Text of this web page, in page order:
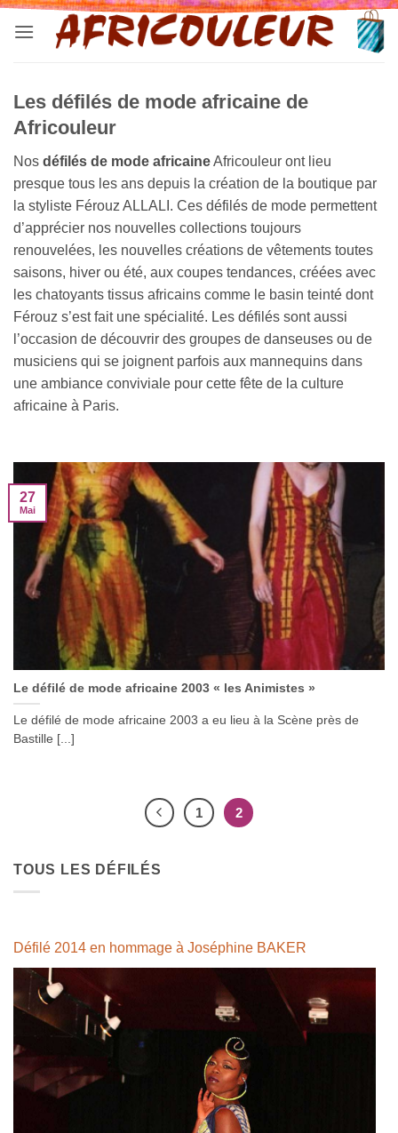
Passer
Les défilés de mode africaine de
Africouleur
Nos défilés de mode africaineAfricouleur ont lieu
presque tous les ans depuis la création de la boutique par
la styliste Férouz ALLALI. Ces défilés de mode permettent
d’apprécier nos nouvelles collections toujours
renouvelées, les nouvelles créations de vêtements toutes
saisons, hiver ou été, aux coupes tendances, créées avec
les chatoyants tissus africains comme le basin teinté dont
Férouz s’est fait une spécialité. Les défilés sont aussi
l’occasion de découvrir des groupes de danseuses ou de
musiciens qui se joignent parfois aux mannequins dans
une ambiance conviviale pour cette fête de la culture
africaine à Paris.
Le défilé de mode africaine 2003 « les Animistes »
Le défilé de mode africaine 2003 a eu lieu à la Scène près de
Bastille [...]
27
Mai
1 2
TOUS LES DÉFILÉS
Défilé 2014 en hommage à Joséphine BAKER